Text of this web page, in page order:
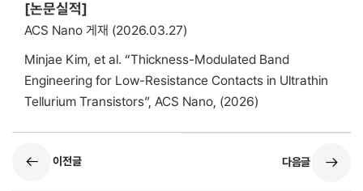
[논문실적]
ACS Nano 게재 (2026.03.27)
Minjae Kim, et al. “Thickness-Modulated Band
Engineering for Low-Resistance Contacts in Ultrathin
Tellurium Transistors”, ACS Nano, (2026)
이전글 다음글